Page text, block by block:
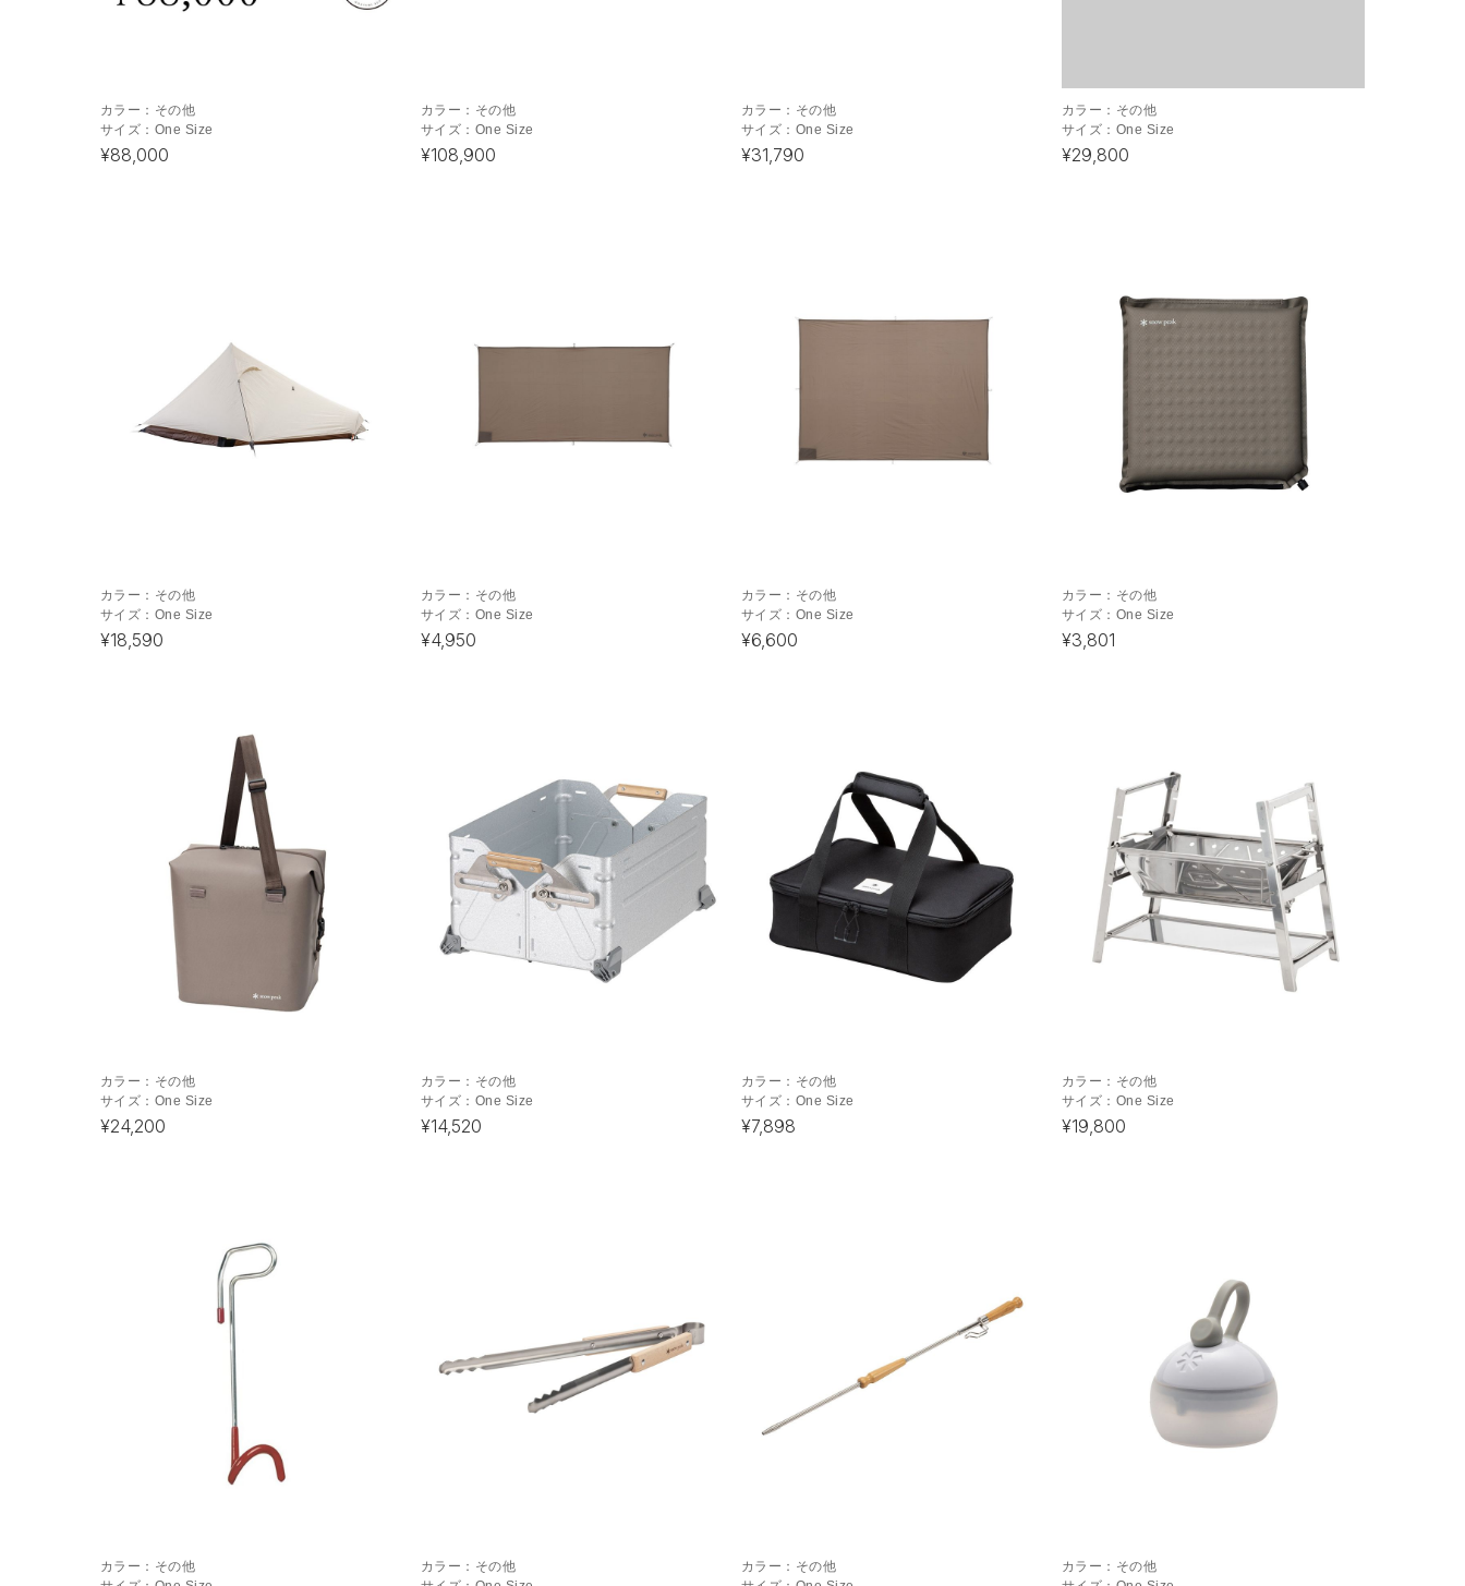
カラー： その他
サイズ： One Size
¥88,000
カラー： その他
サイズ： One Size
¥108,900
カラー： その他
サイズ： One Size
¥31,790
カラー： その他
サイズ： One Size
¥29,800
カラー： その他
サイズ： One Size
¥18,590
カラー： その他
サイズ： One Size
¥4,950
カラー： その他
サイズ： One Size
¥6,600
カラー： その他
サイズ： One Size
¥3,801
カラー： その他
サイズ： One Size
¥24,200
カラー： その他
サイズ： One Size
¥14,520
カラー： その他
サイズ： One Size
¥7,898
カラー： その他
サイズ： One Size
¥19,800
カラー： その他
カラー： その他
カラー： その他
カラー： その他